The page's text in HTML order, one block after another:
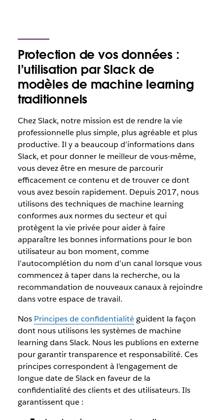
Protection de vos données :
l’utilisation par Slack de
modèles de machine learning
traditionnels
Chez Slack, notre mission est de rendre la vie
professionnelle plus simple, plus agréable et plus
productive. Il y a beaucoup d’informations dans
Slack, et pour donner le meilleur de vous-même,
vous devez être en mesure de parcourir
efficacement ce contenu et de trouver ce dont
vous avez besoin rapidement. Depuis 2017, nous
utilisons des techniques de machine learning
conformes aux normes du secteur et qui
protègent la vie privée pour aider à faire
apparaître les bonnes informations pour le bon
utilisateur au bon moment, comme
l’autocomplétion du nom d’un canal lorsque vous
commencez à taper dans la recherche, ou la
recommandation de nouveaux canaux à rejoindre
dans votre espace de travail.
Nos Principes de confidentialitéguident la façon
dont nous utilisons les systèmes de machine
learning dans Slack. Nous les publions en externe
pour garantir transparence et responsabilité. Ces
principes correspondent à l’engagement de
longue date de Slack en faveur de la
confidentialité des clients et des utilisateurs. Ils
garantissent que :